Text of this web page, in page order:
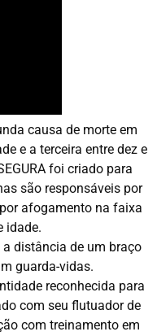
causa de morte em
e a terceira entre dez e
foi criado para
são responsáveis por
afogamento na faixa
idade.
distância de um braço
guarda-vidas.
reconhecida para
com seu flutuador de
com treinamento em